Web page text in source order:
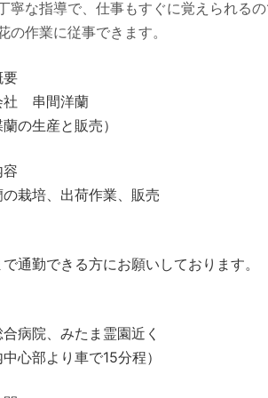
寧な指導で、仕事もすぐに覚えられるの
の作業に従事できます。
要
社 串間洋蘭
蘭の生産と販売）
栽培、出荷作業、販売
通勤できる方にお願いしております。
病院、みたま霊園近く
中心部より車で15分程）